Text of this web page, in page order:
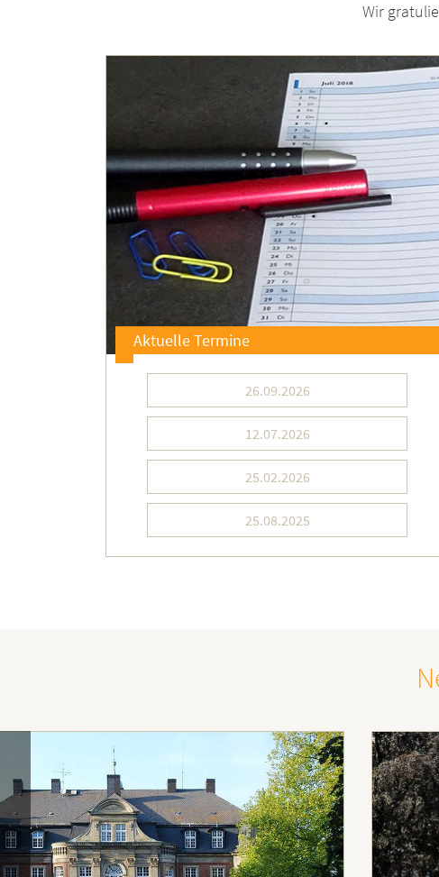
Wir
Aktuelle Termine
26.09.2026
12.07.2026
25.02.2026
25.08.2025